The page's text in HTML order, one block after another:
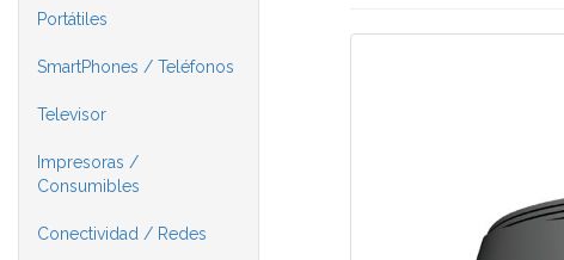
Portátiles
SmartPhones / Teléfonos
Televisor
Impresoras /
Consumibles
Conectividad / Redes